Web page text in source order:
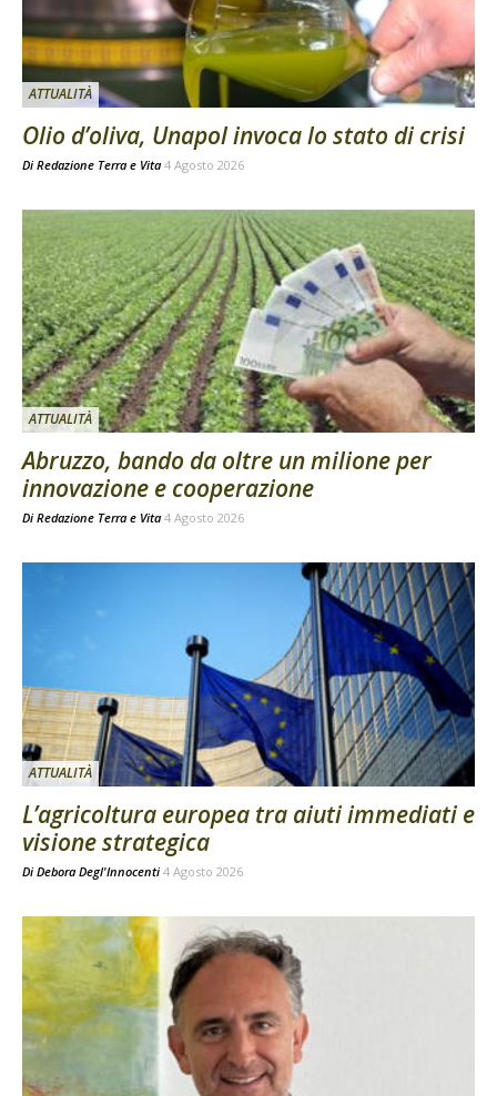
ATTUALITÀ
Olio d’oliva, Unapol invoca lo stato di crisi
Di Redazione Terra e Vita 4 Agosto 2026
ATTUALITÀ
Abruzzo, bando da oltre un milione per
innovazione e cooperazione
Di Redazione Terra e Vita 4 Agosto 2026
ATTUALITÀ
L’agricoltura europea tra aiuti immediati e
visione strategica
Di Debora Degl'Innocenti 4 Agosto 2026